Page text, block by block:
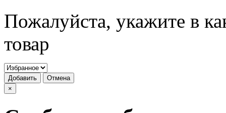
Пожалуйста, укажите в
товар
Добавить
Отмена
×